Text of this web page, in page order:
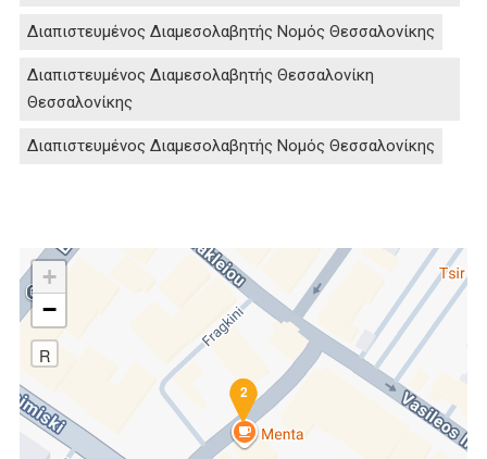
Διαπιστευμένος Διαμεσολαβητής Νομός Θεσσαλονίκης
Διαπιστευμένος Διαμεσολαβητής Θεσσαλονίκη
Θεσσαλονίκης
Διαπιστευμένος Διαμεσολαβητής Νομός Θεσσαλονίκης
1
2
+
−
R